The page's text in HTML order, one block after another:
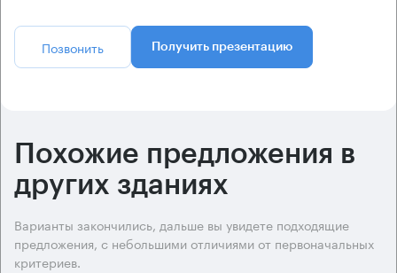
Позвонить Получить презентацию
Похожие предложения в
других зданиях
Варианты закончились, дальше вы увидете подходящие
предложения, с небольшими отличиями от первоначальных
критериев.